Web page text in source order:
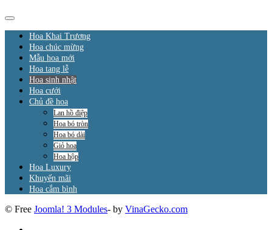
Hoa Khai Trương
Hoa chúc mừng
Mẫu hoa mới
Hoa tang lễ
Hoa sinh nhật
Hoa cưới
Chủ đề hoa
Lan hồ điệp
Hoa bó tròn
Hoa bó dài
Giỏ hoa
Hoa hộp
Hoa Luxury
Khuyến mãi
Hoa cắm bình
© Free Joomla! 3 Modules- by VinaGecko.com